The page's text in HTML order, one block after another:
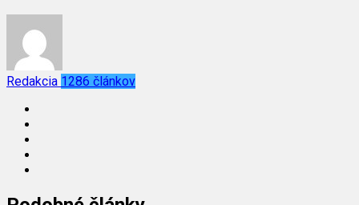
Redakcia 1286 článkov